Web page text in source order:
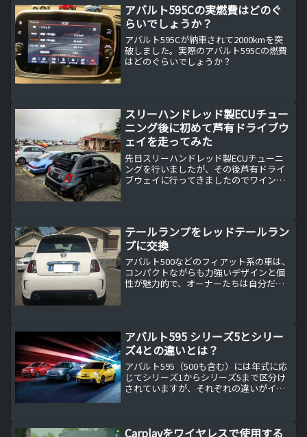
ースグレ...
アバルト595Cの実燃費はどのぐ
らいでしょうか？
アバルト595Cが納車されて2000kmを突
破しました。実際のアバルト595Cの燃費
はどのぐらいでしょうか？
スリーハンドレッド製ECUチュー
ニング後に初めて芦有ドライブウ
ェイを走ってみた
先日スリーハンドレッド製ECUチューニ
ングを行いましたが、その後芦有ドライ
ブウェイに行ってきましたのでワインデ
テールランプをレッドテールラン
プに交換
アバルト500などのフィアット系の車は、
コンパクトながらも力強いデザインと個
性が魅力的で、オーナーたちは自分だけ
アバルト595 シリーズ5とシリー
ズ4との違いとは？
アバルト595（500も含む）には年式に応
じてシリーズ1からシリーズ5まで区分け
されていますが、それぞれの違いがイマ
年式に応じ...
Carplayをワイヤレスで使用する